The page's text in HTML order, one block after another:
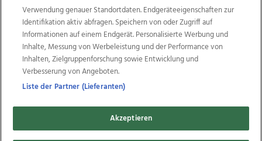
Weitere Angebote des Medienhauses Wimmer
TV1 di-mog-i.at OÖNow
Ischler Woche
Life Radio
OÖNachrichten
OÖN Immobilien
OÖN Karriere
OÖN Reise
Promenaden Galerien
Regionaljobs
wasistlos.at
Copyrights © 2026 Tips Zeitungs GmbH & Co KG
Verwendung genauer Standortdaten. Endgeräteeigenschaften zur
Identifikation aktiv abfragen. Speichern von oder Zugriff auf
Informationen auf einem Endgerät. Personalisierte Werbung und
Inhalte, Messung von Werbeleistung und der Performance von
Inhalten, Zielgruppenforschung sowie Entwicklung und
Verbesserung von Angeboten.
Liste der Partner (Lieferanten)
Akzeptieren